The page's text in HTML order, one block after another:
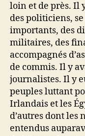
loin et de près. Il
des politiciens,
importants, des
militaires, des
accompagnés
de commis. Il y
journalistes. Il y
peuples luttant
Irlandais et les
d’autres dont les
entendus